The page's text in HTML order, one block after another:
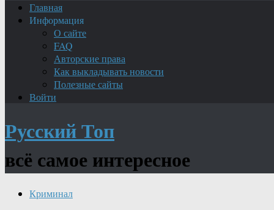
Главная
Информация
О сайте
FAQ
Авторские права
Как выкладывать новости
Полезные сайты
Войти
Русский Топ
всё самое интересное
Криминал